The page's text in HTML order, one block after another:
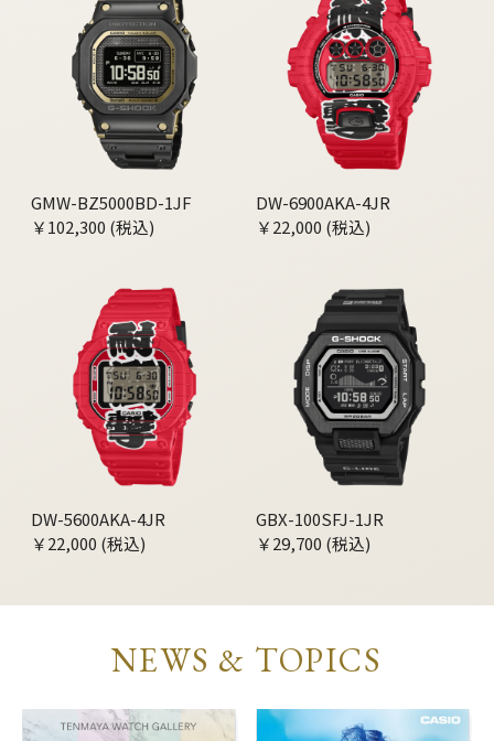
GMW-BZ5000BD-1JF
￥102,300 (税込)
DW-6900AKA-4JR
￥22,000 (税込)
DW-5600AKA-4JR
￥22,000 (税込)
GBX-100SFJ-1JR
￥29,700 (税込)
NEWS & TOPICS